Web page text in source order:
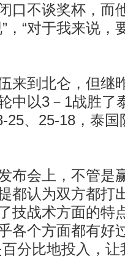
口不谈奖杯，而
，“对于我来说，
到北仑，但继
中以3－1战胜了
25、25-18，泰
会上，不管是
都认为双方都打
技战术方面的特
各个方面都有好
分比地投入，